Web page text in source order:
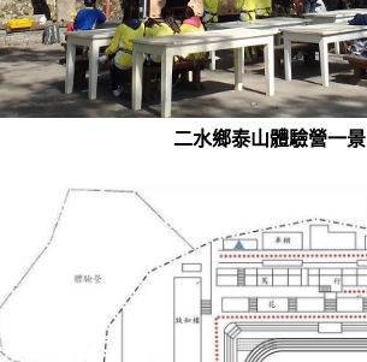
二水鄉泰山體驗營一景